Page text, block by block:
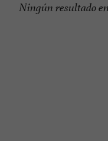
Ningún resultado